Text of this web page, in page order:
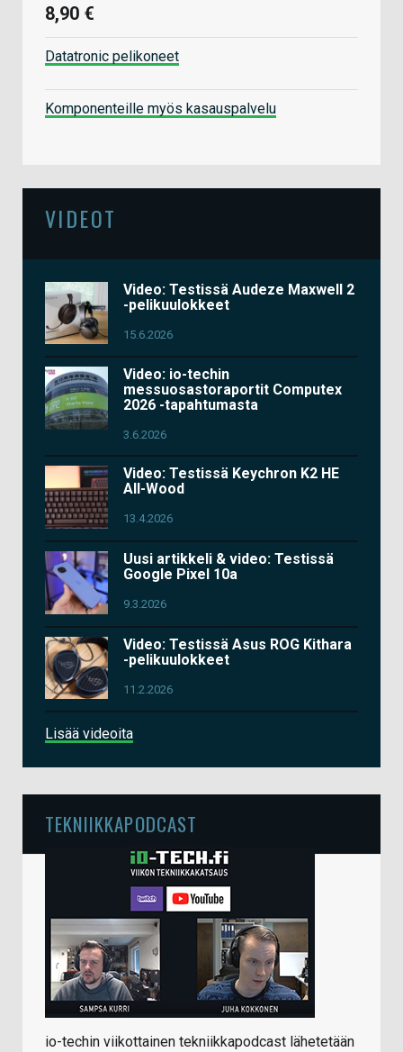
8,90 €
Datatronic pelikoneet
Komponenteille myös kasauspalvelu
VIDEOT
Video: Testissä Audeze Maxwell 2
-pelikuulokkeet
15.6.2026
Video: io-techin
messuosastoraportit Computex
2026 -tapahtumasta
3.6.2026
Video: Testissä Keychron K2 HE
All-Wood
13.4.2026
Uusi artikkeli & video: Testissä
Google Pixel 10a
9.3.2026
Video: Testissä Asus ROG Kithara
-pelikuulokkeet
11.2.2026
Lisää videoita
TEKNIIKKAPODCAST
io-techin viikottainen tekniikkapodcast lähetetään